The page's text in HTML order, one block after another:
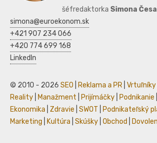
šéfredaktorka Simona
simona@euroekonom.sk
+421 907 234 066
+420 774 699 168
LinkedIn
© 2010 - 2026 SEO Reklama a PR Vrtuľníky
Reality
Manažment Prijímáčky Podnikanie
Ekonomika
Zdravie SWOT Podnikateľský
Marketing
Kultúra Skúšky Obchod